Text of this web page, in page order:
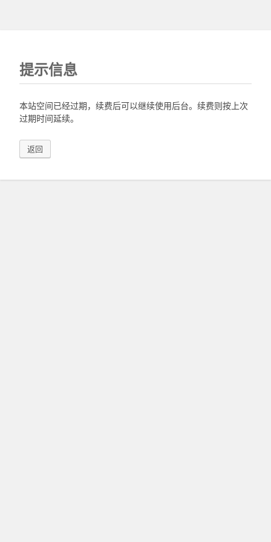
提示信息
本站空间已经过期，续费后可以继续使用后台。续费则按上次
过期时间延续。
返回